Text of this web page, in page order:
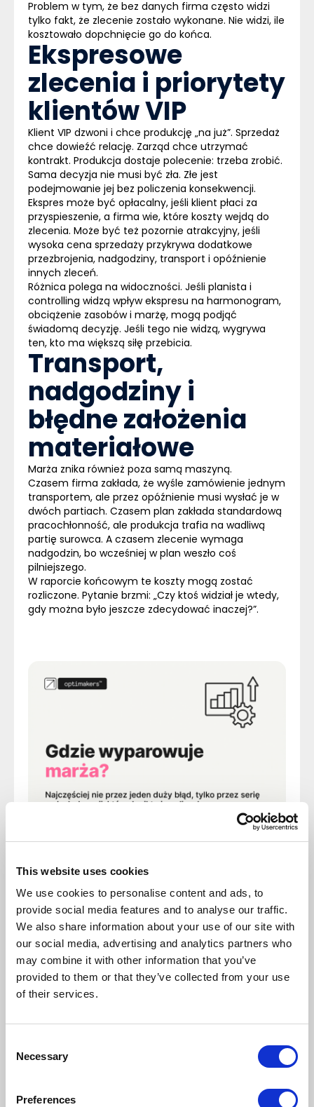
This website uses cookies
We use cookies to personalise content and ads, to
provide social media features and to analyse our traffic.
We also share information about your use of our site with
our social media, advertising and analytics partners who
may combine it with other information that you’ve
provided to them or that they’ve collected from your use
of their services.
Selection
Necessary
Preferences
Problem w tym, że bez danych firma często widzi
tylko fakt, że zlecenie zostało wykonane. Nie widzi, ile
kosztowało dopchnięcie go do końca.
Ekspresowe
zlecenia i priorytety
klientów VIP
Klient VIP dzwoni i chce produkcję „na już”. Sprzedaż
chce dowieźć relację. Zarząd chce utrzymać
kontrakt. Produkcja dostaje polecenie: trzeba zrobić.
Sama decyzja nie musi być zła. Złe jest
podejmowanie jej bez policzenia konsekwencji.
Ekspres może być opłacalny, jeśli klient płaci za
przyspieszenie, a firma wie, które koszty wejdą do
zlecenia. Może być też pozornie atrakcyjny, jeśli
wysoka cena sprzedaży przykrywa dodatkowe
przezbrojenia, nadgodziny, transport i opóźnienie
innych zleceń.
Różnica polega na widoczności. Jeśli planista i
controlling widzą wpływ ekspresu na harmonogram,
obciążenie zasobów i marżę, mogą podjąć
świadomą decyzję. Jeśli tego nie widzą, wygrywa
ten, kto ma większą siłę przebicia.
Transport,
nadgodziny i
błędne założenia
materiałowe
Marża znika również poza samą maszyną.
Czasem firma zakłada, że wyśle zamówienie jednym
transportem, ale przez opóźnienie musi wysłać je w
dwóch partiach. Czasem plan zakłada standardową
pracochłonność, ale produkcja trafia na wadliwą
partię surowca. A czasem zlecenie wymaga
nadgodzin, bo wcześniej w plan weszło coś
pilniejszego.
W raporcie końcowym te koszty mogą zostać
rozliczone. Pytanie brzmi: „Czy ktoś widział je wtedy,
gdy można było jeszcze zdecydować inaczej?”.
Dlaczego
przychody
mogą rosnąć,